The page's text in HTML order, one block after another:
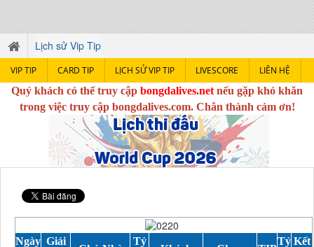
Lịch sử Vip Tip
VIP TIP CARD TIP LỊCH SỬ VIP TIP LIVESCORE
LIÊN HỆ
Quý khách có thể truy cập bongdalives.net nếu gặp khó khăn
trong việc truy cập bongdalives.com. Chân thành cảm ơn!
Ngày Giải
Tỷ
Tỷ Kết